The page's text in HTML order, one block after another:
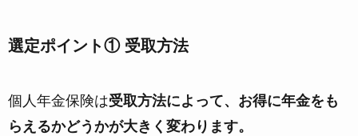
選定ポイント① 受取方法
個人年金保険は受取方法によって、お得に年金をも
らえるかどうかが大きく変わります。